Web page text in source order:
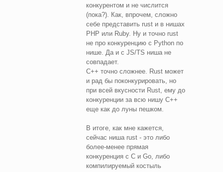
конкурентом и не числится
(пока?). Как, впрочем, сложно
себе представить rust и в нишах
PHP или Ruby. Ну и точно rust
не про конкуренцию с Python по
нише. Да и с JS/TS ниша не
совпадает.
С++ точно сложнее. Rust может
и рад бы поконкурировать, но
при всей вкусности Rust, ему до
конкуренции за всю нишу C++
еще как до луны пешком.
В итоге, как мне кажется,
сейчас ниша rust - это либо
более-менее прямая
конкуренция с C и Go, либо
компилируемый костыль